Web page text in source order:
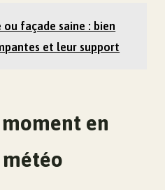
façade saine : bien
et leur support
en